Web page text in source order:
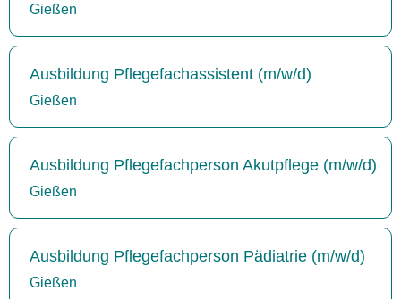
Gießen
Ausbildung Pflegefachassistent (m/w/d)
Gießen
Ausbildung Pflegefachperson Akutpflege (m/w/d)
Gießen
Ausbildung Pflegefachperson Pädiatrie (m/w/d)
Gießen